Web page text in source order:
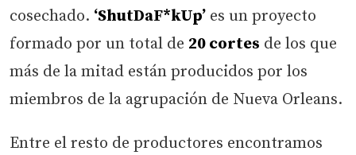
cosechado. ‘ShutDaF*kUp’ es un proyecto
formado por un total de 20 cortes de los que
más de la mitad están producidos por los
miembros de la agrupación de Nueva Orleans.
Entre el resto de productores encontramos